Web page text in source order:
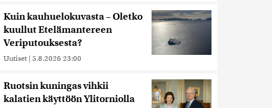
Kuin kauhuelokuvasta – Oletko
kuullut Etelämantereen
Veriputouksesta?
Uutiset | 5.8.2026 23:00
Ruotsin kuningas vihkii
kalatien käyttöön Ylitorniolla